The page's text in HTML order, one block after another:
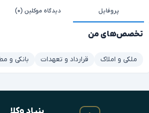
پروفایل دیدگاه موکلین (۰)
تخصص‌های من
ملکی و املاک قرارداد و تعهدات بانکی و